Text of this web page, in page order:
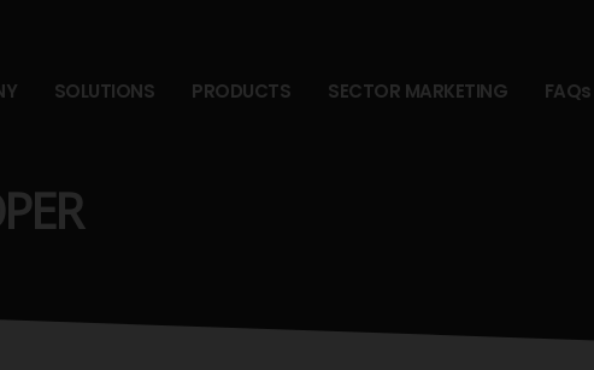
SOLUTIONS PRODUCTS SECTOR MARKETING FAQs